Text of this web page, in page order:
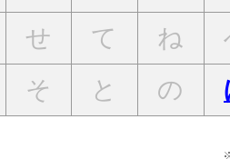
せ て ね
そ と の